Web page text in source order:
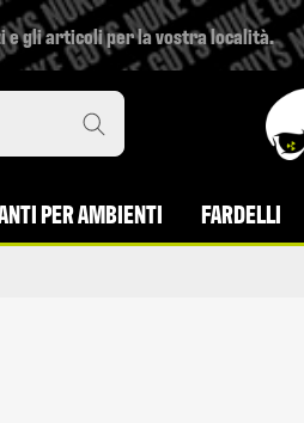
e gli articoli per la vostra località.
PER AMBIENTI FARDELLI